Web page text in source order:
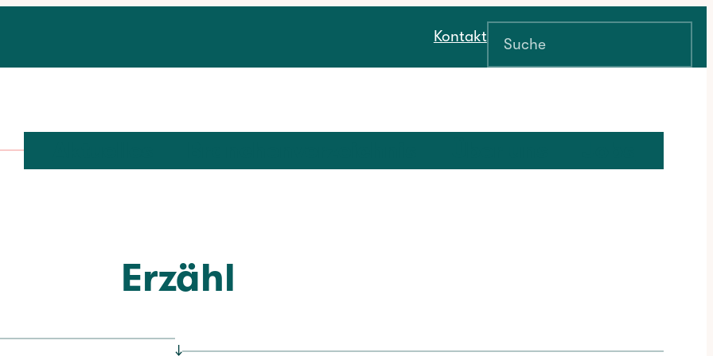
Kontakt
Suchen
Erzähl
↓